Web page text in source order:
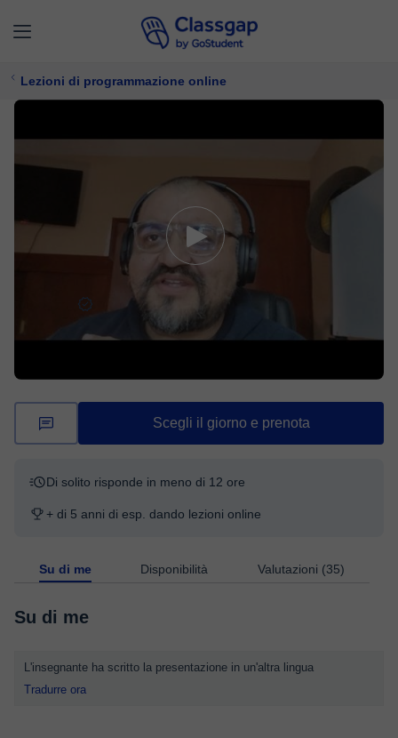
Lezioni di programmazione online
282 lezioni
Scegli il giorno e prenota
Di solito risponde in meno di 12 ore
+ di 5 anni di esp. dando lezioni online
Su di me Disponibilità Valutazioni (35)
Su di me
L'insegnante ha scritto la presentazione in un'altra lingua
Tradurre ora